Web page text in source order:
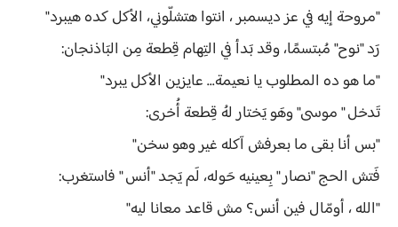
"مروحة إيه في عز ديسمبر ، انتوا هتشلّوني، الأكل كده هيبرد"
رَد "نوح" مُبتسمًا، وقد بَدأ في التِهام قِطعة مِن البَاذنجان:
"ما هو ده المطلوب يا نعيمة... عايزين الأكل يبرد"
تَدخل " موسى" وهَو يَختار لهُ قِطعة أُخرى:
"بس أنا بقى ما بعرفش آكله غير وهو سخن"
فَتش الحج "نصار " بِعينيه حَوله، لَم يَجد "أنس " فاستغرب:
"الله ، أومّال فين أنس؟ مش قاعد معانا ليه"